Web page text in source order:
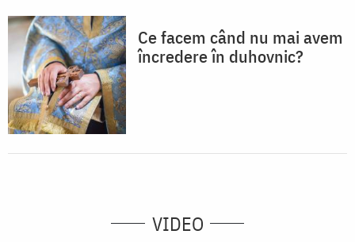
Ce facem când nu mai avem
încredere în duhovnic?
VIDEO